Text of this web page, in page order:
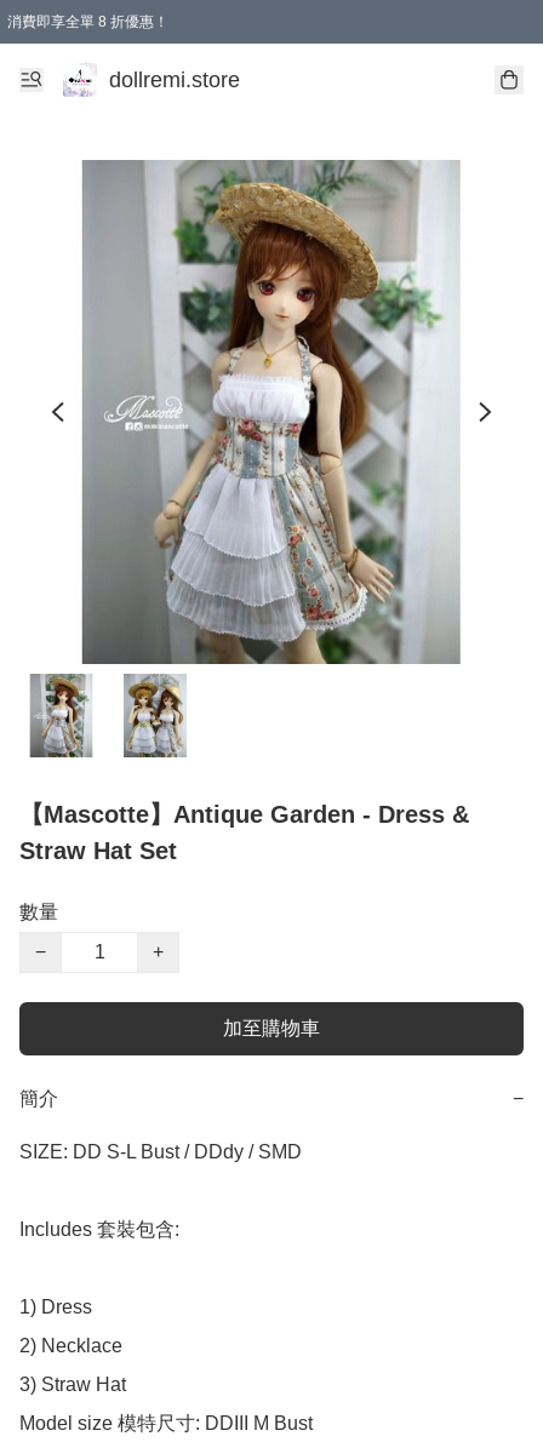
消費即享全單 8 折優惠！
購物滿 HKD 1500.00即享免運費優惠！（適用於 本地送貨、本地取貨、國際送貨 )
dollremi.store
【Mascotte】Antique Garden - Dress &
Straw Hat Set
數量
−
+
加至購物車
簡介 −
SIZE: DD S-L Bust / DDdy / SMD
Includes 套裝包含:
1) Dress
2) Necklace
3) Straw Hat
Model size 模特尺寸: DDIII M Bust